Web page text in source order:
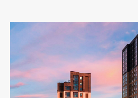
Контакты
Каталог